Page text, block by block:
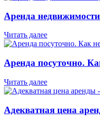
Аренда
Читать далее
Аренда посуточно.
Читать далее
Адекватная цена